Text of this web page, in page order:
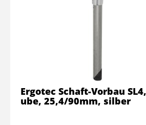
Ergotec Schaft-Vorbau
ube, 25,4/90mm, silber